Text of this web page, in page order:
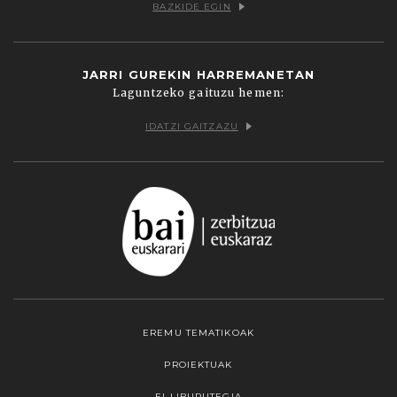
BAZKIDE EGIN
JARRI GUREKIN HARREMANETAN
Laguntzeko gaituzu hemen:
IDATZI GAITZAZU
EREMU TEMATIKOAK
PROIEKTUAK